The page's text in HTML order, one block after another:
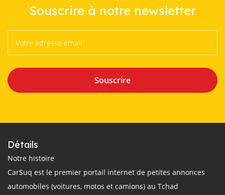
Souscrire à notre newsletter
Souscrire
Détails
Notre histoire
CarSuq est le premier portail internet de petites annonces
automobiles (voitures, motos et camions) au Tchad